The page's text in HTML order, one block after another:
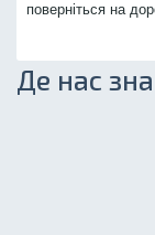
поверніться на
Де нас